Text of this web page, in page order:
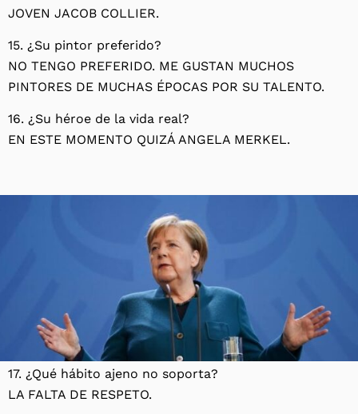
JOVEN JACOB COLLIER.
15. ¿Su pintor preferido?
NO TENGO PREFERIDO. ME GUSTAN MUCHOS
PINTORES DE MUCHAS ÉPOCAS POR SU TALENTO.
16. ¿Su héroe de la vida real?
EN ESTE MOMENTO QUIZÁ ANGELA MERKEL.
17. ¿Qué hábito ajeno no soporta?
LA FALTA DE RESPETO.